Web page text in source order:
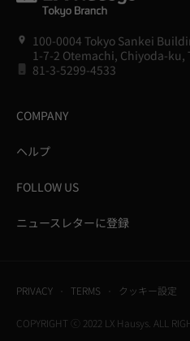
100-0004 Tokyo Sankei
1-7-2 Otemachi, Chiyoda-ku,
81-3-5299-4533
COMPANY
ヘルプ
FOLLOW US
ニュースレターに登録
PRIVACY TERMS クッキー設定
COPYRIGHT ⓒ 2022 LX Hausys. ALL